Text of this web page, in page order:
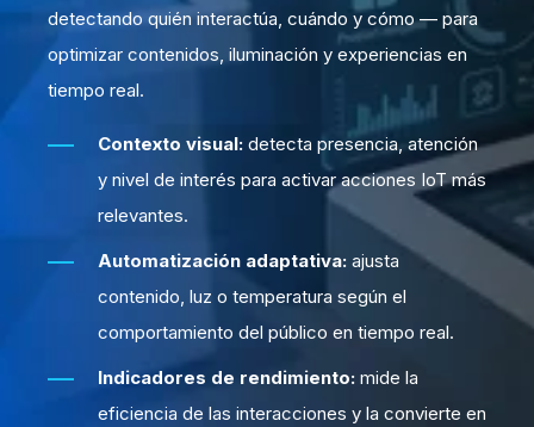
detectando quién interactúa, cuándo y cómo — para
optimizar contenidos, iluminación y experiencias en
tiempo real.
Contexto visual: detecta presencia, atención
y nivel de interés para activar acciones IoT más
relevantes.
Automatización adaptativa: ajusta
contenido, luz o temperatura según el
comportamiento del público en tiempo real.
Indicadores de rendimiento: mide la
eficiencia de las interacciones y la convierte en